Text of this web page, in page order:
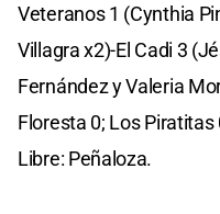
Veteranos 1 (Cynthia
Villagra x2)-El Cadi 3
Fernández y Valeria
Floresta 0; Los
Libre: Peñaloza.